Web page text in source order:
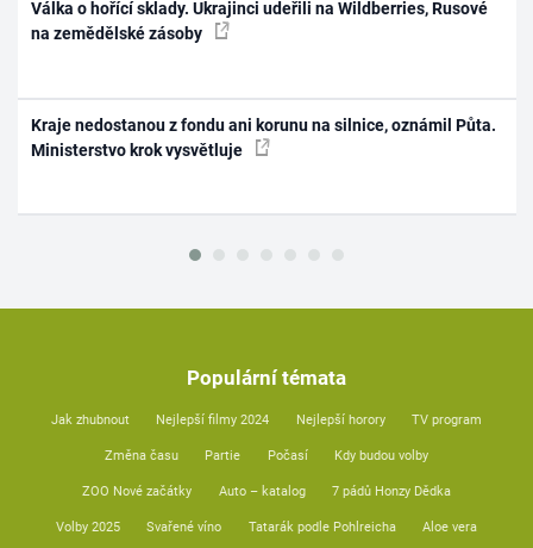
Válka o hořící sklady. Ukrajinci udeřili na Wildberries, Rusové
na zemědělské zásoby
Kraje nedostanou z fondu ani korunu na silnice, oznámil Půta.
Ministerstvo krok vysvětluje
Populární témata
Jak zhubnout Nejlepší filmy 2024 Nejlepší horory TV program
Změna času Partie Počasí Kdy budou volby
ZOO Nové začátky Auto – katalog 7 pádů Honzy Dědka
Volby 2025 Svařené víno Tatarák podle Pohlreicha Aloe vera